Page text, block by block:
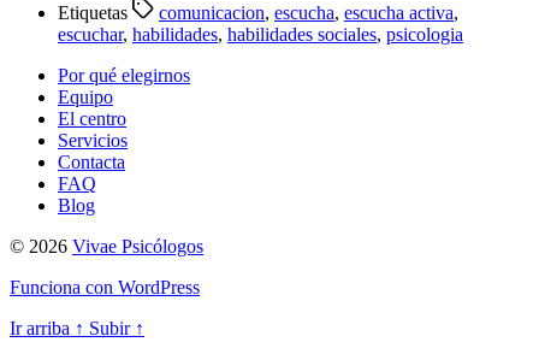
Etiquetas comunicacion, escucha, escucha activa,
escuchar, habilidades, habilidades sociales, psicologia
Por qué elegirnos
Equipo
El centro
Servicios
Contacta
FAQ
Blog
© 2026 Vivae Psicólogos
Funciona con WordPress
Ir arriba ↑ Subir ↑